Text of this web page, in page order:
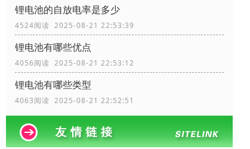
锂电池的自放电率是多少
4524阅读 2025-08-21 22:53:39
锂电池有哪些优点
4056阅读 2025-08-21 22:53:12
锂电池有哪些类型
4063阅读 2025-08-21 22:52:51